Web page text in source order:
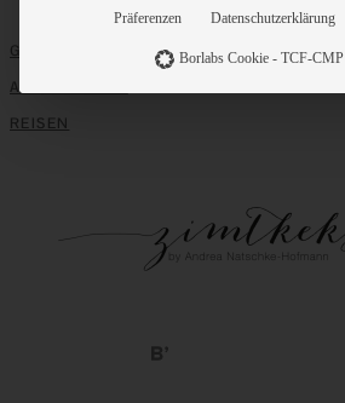
GRUNDLAGEN
ALLE REZEPTE
REISEN
Präferenzen Datenschutzerklärung
Borlabs Cookie - TCF-